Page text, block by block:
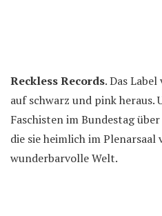
Reckless Records. Das
auf schwarz und pink heraus.
Faschisten im Bundestag
die sie heimlich im Plenarsaal
wunderbarvolle Welt.